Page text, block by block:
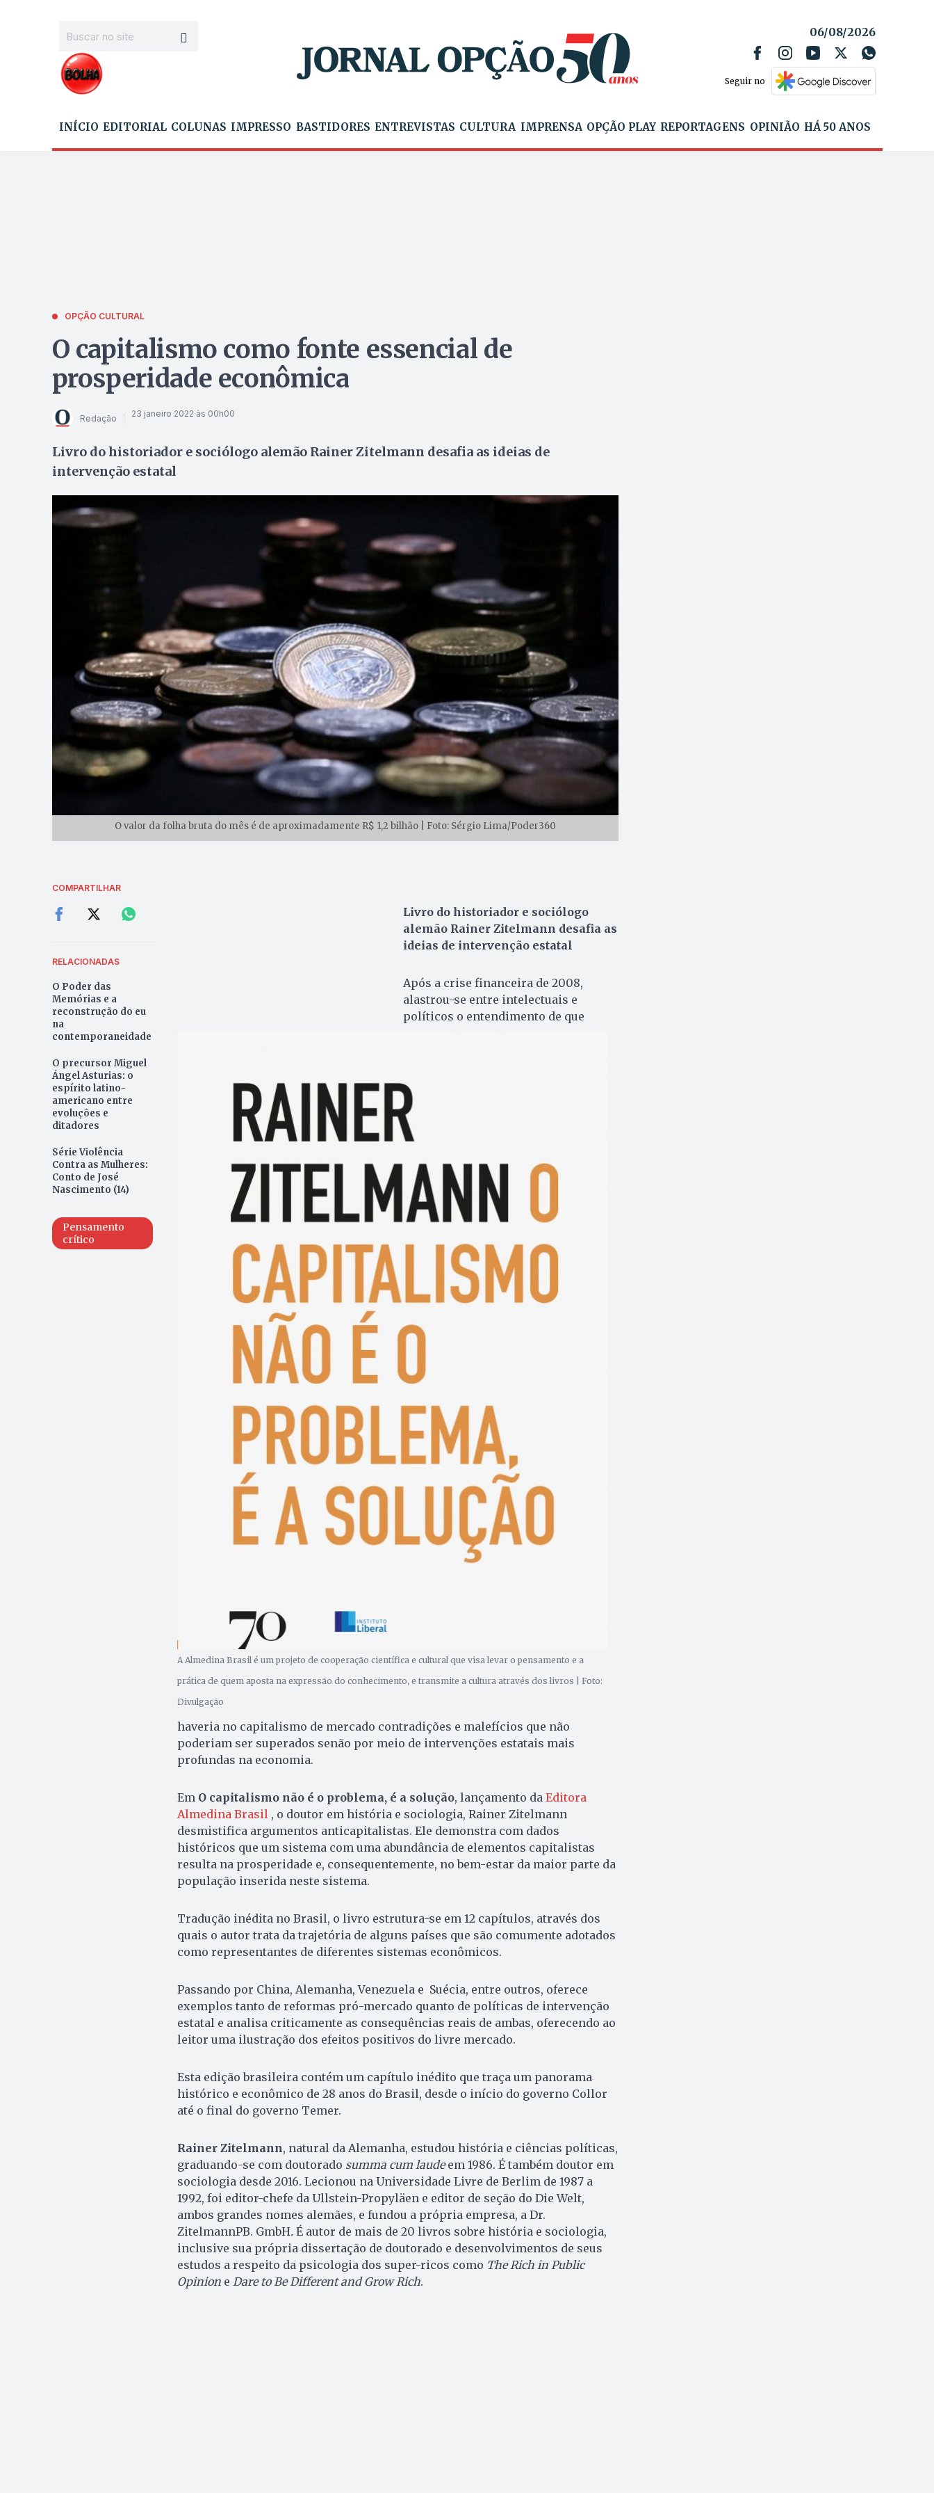
06/08/2026
Seguir no
INÍCIO EDITORIAL COLUNAS IMPRESSO BASTIDORES ENTREVISTAS CULTURA IMPRENSA OPÇÃO PLAY REPORTAGENS OPINIÃO HÁ 50 ANOS
OPÇÃO CULTURAL
O capitalismo como fonte essencial de
prosperidade econômica
Redação 23 janeiro 2022 às 00h00
Livro do historiador e sociólogo alemão Rainer Zitelmann desafia as ideias de
intervenção estatal
O valor da folha bruta do mês é de aproximadamente R$ 1,2 bilhão | Foto: Sérgio Lima/Poder360
COMPARTILHAR
RELACIONADAS
O Poder das
Memórias e a
reconstrução do eu
na
contemporaneidade
O precursor Miguel
Ángel Asturias: o
espírito latino-
americano entre
evoluções e
ditadores
Série Violência
Contra as Mulheres:
Conto de José
Nascimento (14)
Pensamento
crítico
Livro do historiador e sociólogo
alemão Rainer Zitelmann desafia as
ideias de intervenção estatal
A Almedina Brasil é um projeto de cooperação científica e cultural que visa levar o pensamento e a
prática de quem aposta na expressão do conhecimento, e transmite a cultura através dos livros | Foto:
Divulgação
Após a crise financeira de 2008,
alastrou-se entre intelectuais e
políticos o entendimento de que
haveria no capitalismo de mercado contradições e malefícios que não
poderiam ser superados senão por meio de intervenções estatais mais
profundas na economia.
Em O capitalismo não é o problema, é a solução, lançamento da Editora
Almedina Brasil , o doutor em história e sociologia, Rainer Zitelmann
desmistifica argumentos anticapitalistas. Ele demonstra com dados
históricos que um sistema com uma abundância de elementos capitalistas
resulta na prosperidade e, consequentemente, no bem-estar da maior parte da
população inserida neste sistema.
Tradução inédita no Brasil, o livro estrutura-se em 12 capítulos, através dos
quais o autor trata da trajetória de alguns países que são comumente adotados
como representantes de diferentes sistemas econômicos.
Passando por China, Alemanha, Venezuela e Suécia, entre outros, oferece
exemplos tanto de reformas pró-mercado quanto de políticas de intervenção
estatal e analisa criticamente as consequências reais de ambas, oferecendo ao
leitor uma ilustração dos efeitos positivos do livre mercado.
Esta edição brasileira contém um capítulo inédito que traça um panorama
histórico e econômico de 28 anos do Brasil, desde o início do governo Collor
até o final do governo Temer.
Rainer Zitelmann, natural da Alemanha, estudou história e ciências políticas,
graduando-se com doutorado summa cum laudeem 1986. É também doutor em
sociologia desde 2016. Lecionou na Universidade Livre de Berlim de 1987 a
1992, foi editor-chefe da Ullstein-Propyläen e editor de seção do Die Welt,
ambos grandes nomes alemães, e fundou a própria empresa, a Dr.
ZitelmannPB. GmbH. É autor de mais de 20 livros sobre história e sociologia,
inclusive sua própria dissertação de doutorado e desenvolvimentos de seus
estudos a respeito da psicologia dos super-ricos como The Rich in Public
Opinione Dare to Be Different and Grow Rich.